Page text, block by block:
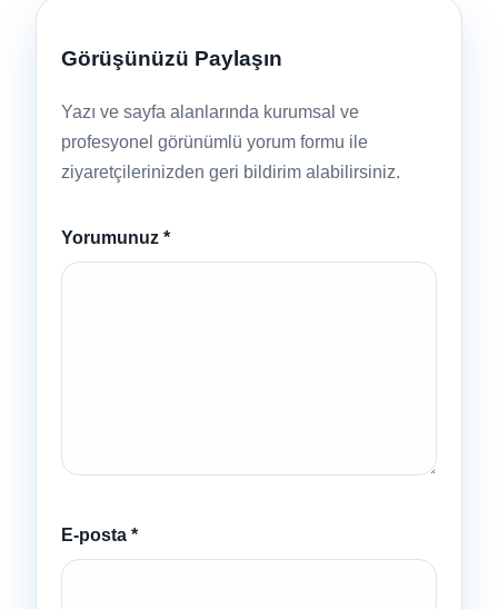
Görüşünüzü Paylaşın
Yazı ve sayfa alanlarında kurumsal ve
profesyonel görünümlü yorum formu ile
ziyaretçilerinizden geri bildirim alabilirsiniz.
Yorumunuz *
E-posta *